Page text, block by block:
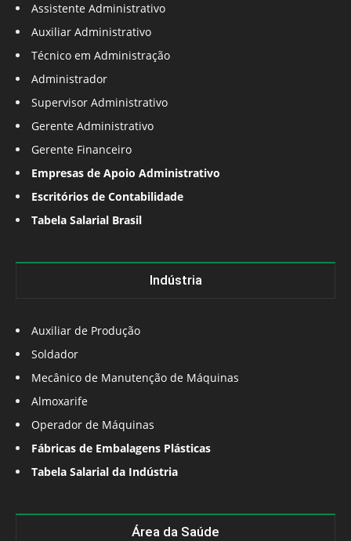
Assistente Administrativo
Auxiliar Administrativo
Técnico em Administração
Administrador
Supervisor Administrativo
Gerente Administrativo
Gerente Financeiro
Empresas de Apoio Administrativo
Escritórios de Contabilidade
Tabela Salarial Brasil
Indústria
Auxiliar de Produção
Soldador
Mecânico de Manutenção de Máquinas
Almoxarife
Operador de Máquinas
Fábricas de Embalagens Plásticas
Tabela Salarial da Indústria
Área da Saúde